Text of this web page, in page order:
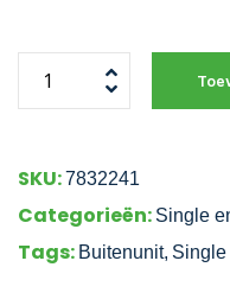
SKU:7832241
Categorieën: Single
Tags: Buitenunit,